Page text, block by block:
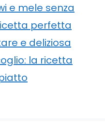
e mele senza
perfetta
e deliziosa
la ricetta